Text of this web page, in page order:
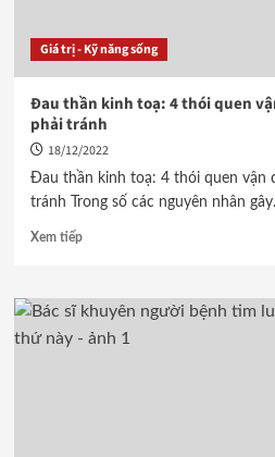
Giá trị - Kỹ năng sống
Đau thần kinh toạ: 4 thói quen
phải tránh
18/12/2022
Đau thần kinh toạ: 4 thói quen vận
tránh Trong số các nguyên nhân
Xem tiếp